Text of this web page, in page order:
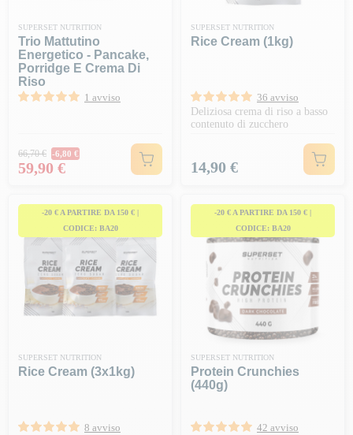
SUPERSET NUTRITION
Trio Mattutino
Energetico - Pancake,
Porridge E Crema Di
Riso
1 avviso
Prezzo normale
66,70 € -6,80 €
Prezzo
59,90 €
SUPERSET NUTRITION
Rice Cream (1kg)
36 avviso
Deliziosa crema di riso a basso
contenuto di zucchero
Prezzo
14,90 €
-20 € A PARTIRE DA 150 € |
CODICE: BA20
SUPERSET NUTRITION
Rice Cream (3x1kg)
8 avviso
-20 € A PARTIRE DA 150 € |
CODICE: BA20
SUPERSET NUTRITION
Protein Crunchies
(440g)
42 avviso